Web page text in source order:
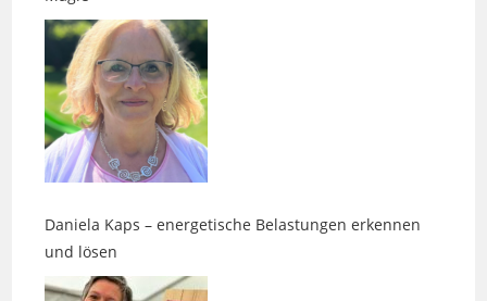
Daniela Kaps – energetische Belastungen erkennen